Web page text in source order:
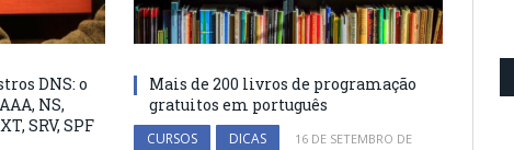
DNS: o
NS,
SRV, SPF
Mais de 200 livros de programação
gratuitos em português
CURSOS DICAS
16 DE SETEMBRO DE